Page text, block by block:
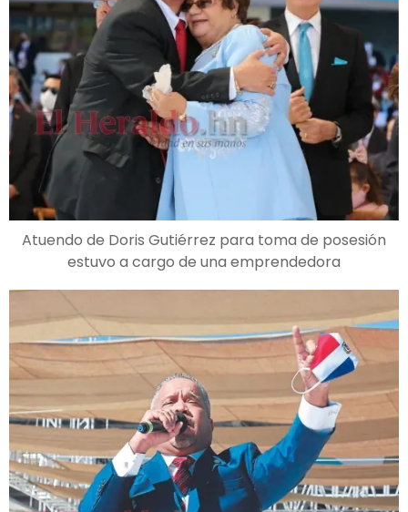
Atuendo de Doris Gutiérrez para toma de posesión
estuvo a cargo de una emprendedora